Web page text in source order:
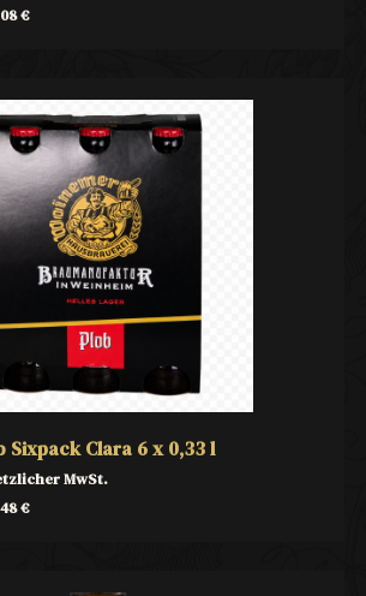
€
Sixpack Clara 6 x 0,33 l
MwSt.
€